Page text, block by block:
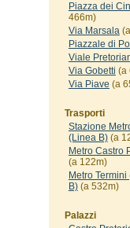
Piazza dei
466m)
Via Marsala
Piazzale di
Viale
Via Gobetti (a
Via Piave (a
Trasporti
Stazione
(Linea B)(a
Metro Castro
(a 122m)
Metro
B)(a 532m)
Palazzi